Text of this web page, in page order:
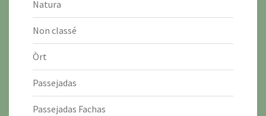
Natura
Non classé
Òrt
Passejadas
Passejadas Fachas